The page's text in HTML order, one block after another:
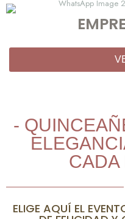
-
CADA
ELIGE AQUÍ EL